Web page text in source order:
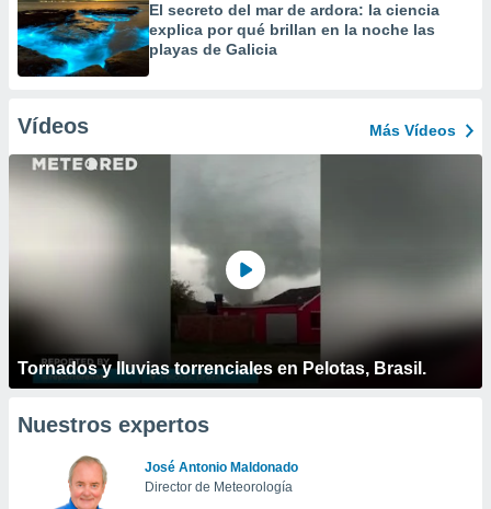
El secreto del mar de ardora: la ciencia
explica por qué brillan en la noche las
playas de Galicia
Vídeos Más Vídeos
Tornados y lluvias torrenciales en Pelotas, Brasil.
Nuestros expertos
José Antonio Maldonado
Director de Meteorología